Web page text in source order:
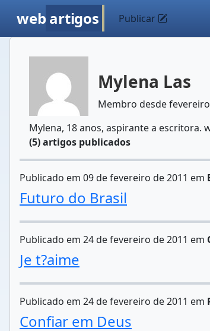
web artigos Publicar
Mylena Las
Membro desde fevereiro
Mylena, 18 anos, aspirante a escritora.
(5) artigos publicados
Publicado em 09 de fevereiro de 2011 em
Futuro do Brasil
Publicado em 24 de fevereiro de 2011 em
Je t?aime
Publicado em 24 de fevereiro de 2011 em
Confiar em Deus